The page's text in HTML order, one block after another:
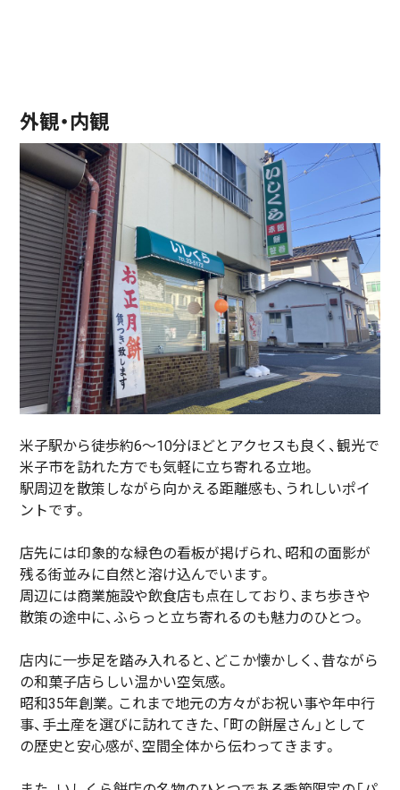
外観・内観
米子駅から徒歩約6〜10分ほどとアクセスも良く、観光で
米子市を訪れた方でも気軽に立ち寄れる立地。
駅周辺を散策しながら向かえる距離感も、うれしいポイ
ントです。
店先には印象的な緑色の看板が掲げられ、昭和の面影が
残る街並みに自然と溶け込んでいます。
周辺には商業施設や飲食店も点在しており、まち歩きや
散策の途中に、ふらっと立ち寄れるのも魅力のひとつ。
店内に一歩足を踏み入れると、どこか懐かしく、昔ながら
の和菓子店らしい温かい空気感。
昭和35年創業。これまで地元の方々がお祝い事や年中行
事、手土産を選びに訪れてきた、「町の餅屋さん」として
の歴史と安心感が、空間全体から伝わってきます。